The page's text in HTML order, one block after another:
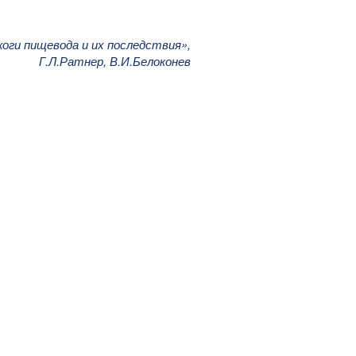
пищевода и их последствия»,
Г.Л.Ратнер, В.И.Белоконев